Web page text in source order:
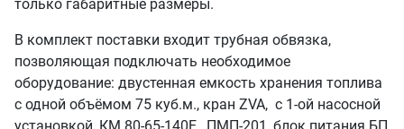
только габаритные размеры.
В комплект поставки входит трубная обвязка,
позволяющая подключать необходимое
оборудование: двустенная емкость хранения топлива
с одной объёмом 75 куб.м., кран ZVA, с 1-ой насосной